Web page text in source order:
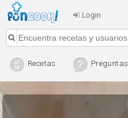
Login
Recetas Preguntas